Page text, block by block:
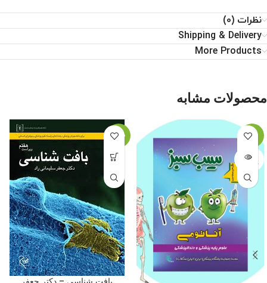
نظرات (0)
Shipping & Delivery
More Products
محصولات مشابه
-10%
اتمام م
-15%